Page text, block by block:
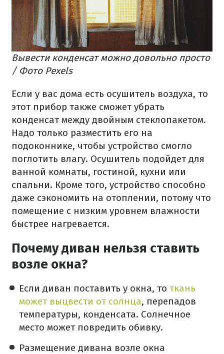
Вывести конденсат можно довольно просто
/ Фото Pexels
Если у вас дома есть осушитель воздуха, то
этот прибор также сможет убрать
конденсат между двойным стеклопакетом.
Надо только разместить его на
подоконнике, чтобы устройство смогло
поглотить влагу. Осушитель подойдет для
ванной комнаты, гостиной, кухни или
спальни. Кроме того, устройство способно
даже сэкономить на отоплении, потому что
помещение с низким уровнем влажности
быстрее нагревается.
Почему диван нельзя ставить
возле окна?
Если диван поставить у окна, то ткань
может выцвести от солнца, перепадов
температуры, конденсата. Солнечное
место может повредить обивку.
Размещение дивана возле окна